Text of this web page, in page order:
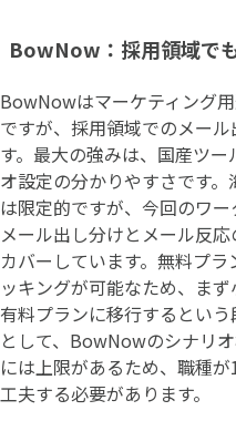
BowNow：採用領域で
BowNowはマーケティング
ですが、採用領域でのメー
す。最大の強みは、国産ツ
オ設定の分かりやすさです
は限定的ですが、今回のワ
メール出し分けとメール反
カバーしています。無料プ
ッキングが可能なため、ま
有料プランに移行するとい
として、BowNowのシナリ
には上限があるため、職種
工夫する必要があります。